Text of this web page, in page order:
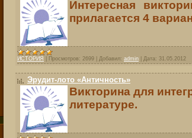
Интересная
прилагается 4
ИСТОРИЯ Просмотров: 2699 Добавил: admin Дата: 31.05.2012
Эрудит-лото «Античность»
Викторина для
литературе.